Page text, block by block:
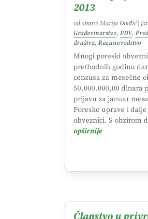
2013
od straneMarija Đorđić|
Građevinarstvo, PDV,
društva, Racunovodstvo
Mnogi poreski
prethodnih godinu
cenzusa za mesečne
50.000.000,00 dinara
prijavu za januar
Poreske uprave i
obveznici. S obzirom
opširnije
Članstvo u